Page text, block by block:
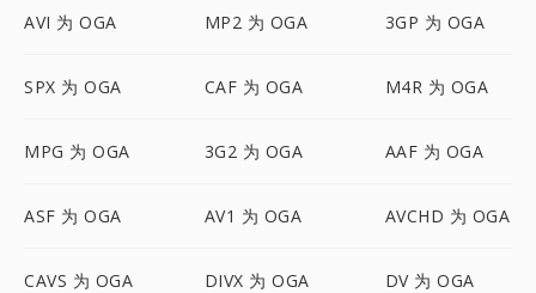
AVI 为 OGA MP2 为 OGA 3GP 为 OGA
SPX 为 OGA CAF 为 OGA M4R 为 OGA
MPG 为 OGA 3G2 为 OGA AAF 为 OGA
ASF 为 OGA AV1 为 OGA AVCHD 为 OGA
CAVS 为 OGA DIVX 为 OGA DV 为 OGA